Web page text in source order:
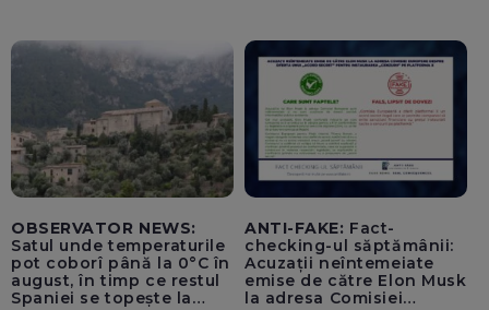
OBSERVATOR NEWS:
Satul unde temperaturile
pot coborî până la 0°C în
august, în timp ce restul
Spaniei se topește la
ANTI-FAKE: Fact-
checking-ul săptămânii:
Acuzații neîntemeiate
emise de către Elon Musk
la adresa Comisiei